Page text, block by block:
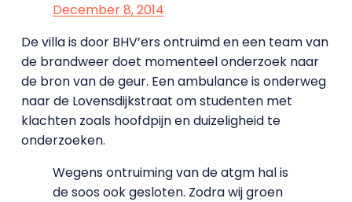
December 8, 2014
De villa is door BHV’ers ontruimd en een team van
de brandweer doet momenteel onderzoek naar
de bron van de geur. Een ambulance is onderweg
naar de Lovensdijkstraat om studenten met
klachten zoals hoofdpijn en duizeligheid te
onderzoeken.
Wegens ontruiming van de atgm hal is
de soos ook gesloten. Zodra wij groen